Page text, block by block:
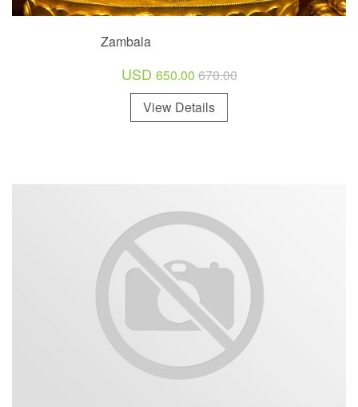
Zambala
USD 650.00670.00
View Details